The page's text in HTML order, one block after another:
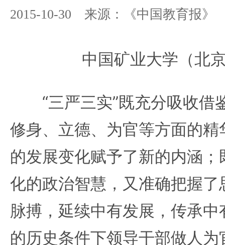
2015-10-30 来源：《中国教育报》
中国矿业大学（北
“三严三实”既充分吸收借
修身、立德、为官等方面的
的发展变化赋予了新的内涵
化的政治智慧，又准确把握
脉搏，延续中有发展，传承
的历史条件下领导干部做人